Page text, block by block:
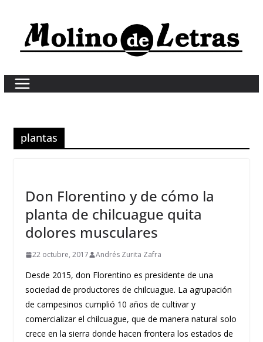
content
plantas
Don Florentino y de cómo la
planta de chilcuague quita
dolores musculares
22 octubre, 2017 Andrés Zurita Zafra
Desde 2015, don Florentino es presidente de una
sociedad de productores de chilcuague. La agrupación
de campesinos cumplió 10 años de cultivar y
comercializar el chilcuague, que de manera natural solo
crece en la sierra donde hacen frontera los estados de